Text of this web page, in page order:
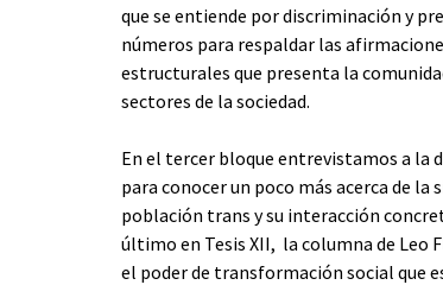
que se entiende por discriminación y
números para respaldar las
estructurales que presenta la
sectores de la sociedad.
En el tercer bloque entrevistamos a la
para conocer un poco más acerca de la
población trans y su interacción
último en Tesis XII, la columna de Leo
el poder de transformación social que